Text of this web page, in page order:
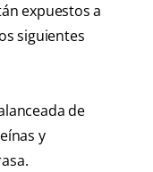
expuestos a
siguientes
de
y